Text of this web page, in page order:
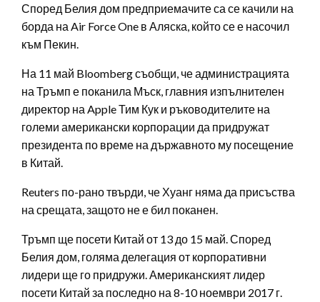
Според Белия дом предприемачите са се качили на
борда на Air Force One в Аляска, който се е насочил
към Пекин.
На 11 май Bloomberg съобщи, че администрацията
на Тръмп е поканила Мъск, главния изпълнителен
директор на Apple Тим Кук и ръководителите на
големи американски корпорации да придружат
президента по време на държавното му посещение
в Китай.
Reuters по-рано твърди, че Хуанг няма да присъства
на срещата, защото не е бил поканен.
Тръмп ще посети Китай от 13 до 15 май. Според
Белия дом, голяма делегация от корпоративни
лидери ще го придружи. Американският лидер
посети Китай за последно на 8-10 ноември 2017 г.